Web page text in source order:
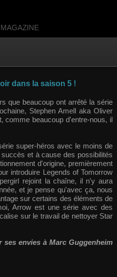
MAGAZINE
dans la saison 5 !
que beaucoup ont arrêté la série
Stephen Amell aka Oliver
comme beaucoup d'entre-nous, il
super-héros avec le moins de
et à cause des possibilités
d'origine, premièrement
introduire Legends of Tomorrow
rejoint la chaîne, il n'y aura
et je pense qu'avec ça, nous
sur certains des éléments de
Arrow est une série avec des
sur le travail de nettoyer Star
envies à Marc Guggenheim